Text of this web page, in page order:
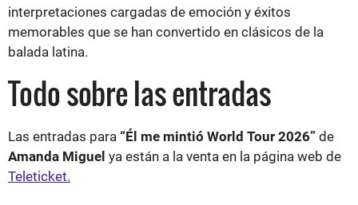
interpretaciones cargadas de emoción y éxitos
memorables que se han convertido en clásicos de la
balada latina.
Todo sobre las entradas
Las entradas para “Él me mintió World Tour 2026” de
Amanda Miguel ya están a la venta en la página web de
Teleticket.